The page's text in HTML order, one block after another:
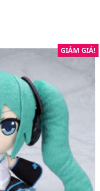
GIẢM GIÁ!
890.000₫.